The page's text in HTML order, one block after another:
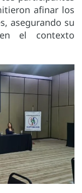
afinar los
asegurando su
el contexto